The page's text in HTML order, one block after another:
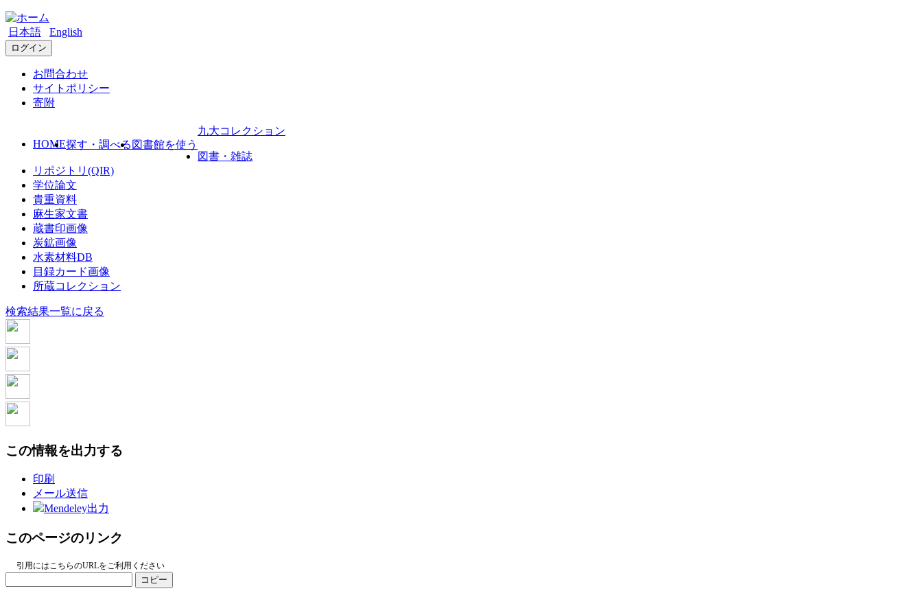
日本語 English
ログイン
お問合わせ
サイトポリシー
寄附
HOME探す・調べる 図書館を使う
九大コレクション
図書・雑誌
リポジトリ(QIR)
学位論文
貴重資料
麻生家文書
蔵書印画像
炭鉱画像
水素材料DB
目録カード画像
所蔵コレクション
検索結果一覧に戻る
この情報を出力する
印刷
メール送信
Mendeley出力
このページのリンク
引用にはこちらのURLをご利用ください
コピー